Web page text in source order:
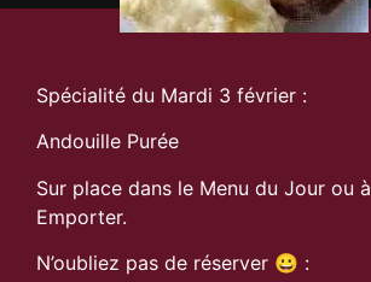
Spécialité du Mardi 3 février :
Andouille Purée
Sur place dans le Menu du Jour ou à
Emporter.
N’oubliez pas de réserver 😀 :